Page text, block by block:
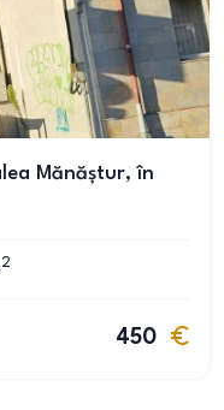
Mănăștur, în
2
450